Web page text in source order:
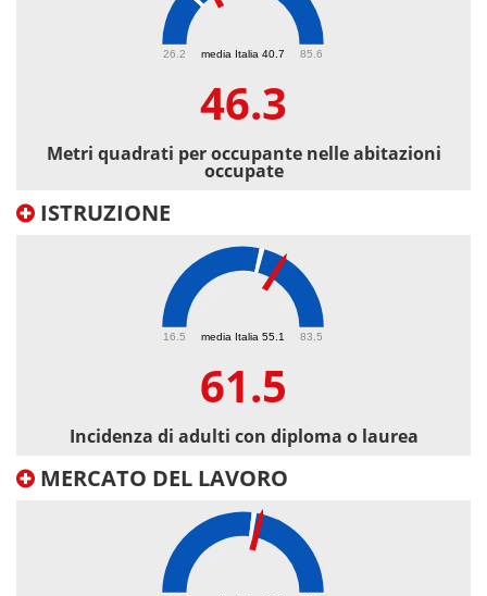
media Italia 40.7
26.2 85.6
46.3
Metri quadrati per occupante nelle abitazioni
occupate
ISTRUZIONE
media Italia 55.1
16.5 83.5
61.5
Incidenza di adulti con diploma o laurea
MERCATO DEL LAVORO